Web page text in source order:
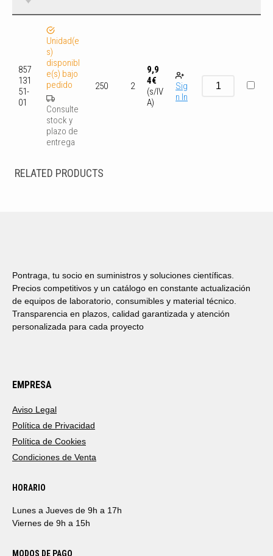
857
131
51-
01
Unidad(e
s)
disponibl
e(s) bajo
pedido
Consulte
stock y
plazo de
entrega
250 2
9,9
4€
(s/IV
A)
Sig
n In
RELATED PRODUCTS
Pontraga, tu socio en suministros y soluciones científicas.
Precios competitivos y un catálogo en constante actualización
de equipos de laboratorio, consumibles y material técnico.
Transparencia en plazos, calidad garantizada y atención
personalizada para cada proyecto
EMPRESA
Aviso Legal
Política de Privacidad
Política de Cookies
Condiciones de Venta
HORARIO
Lunes a Jueves de 9h a 17h
Viernes de 9h a 15h
MODOS DE PAGO